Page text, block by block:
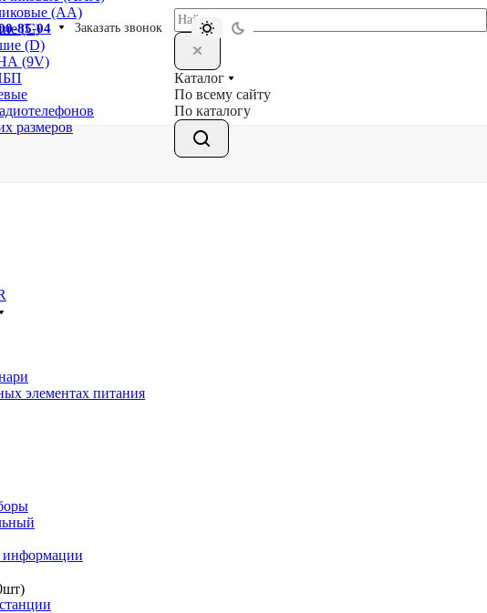
85-04 Заказать звонок
(АА)
(С)
(D)
(9V)
размеров
элементах питания
Каталог
По всему сайту
По каталогу